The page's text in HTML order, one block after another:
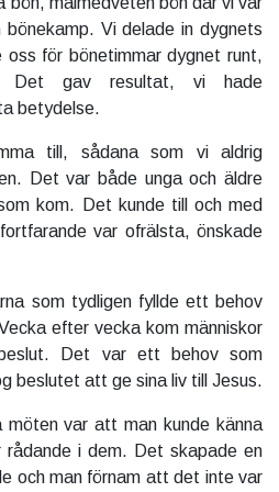
Vi delade in dygnets
oss för bönetimmar dygnet runt,
Det gav resultat, vi hade
betydelse.
till, sådana som vi aldrig
Det var både unga och äldre
kom. Det kunde till och med
var ofrälsta, önskade
som tydligen fyllde ett behov
efter vecka kom människor
Det var ett behov som
beslutet att ge sina liv till Jesus.
möten var att man kunde känna
i dem. Det skapade en
och man förnam att det inte var